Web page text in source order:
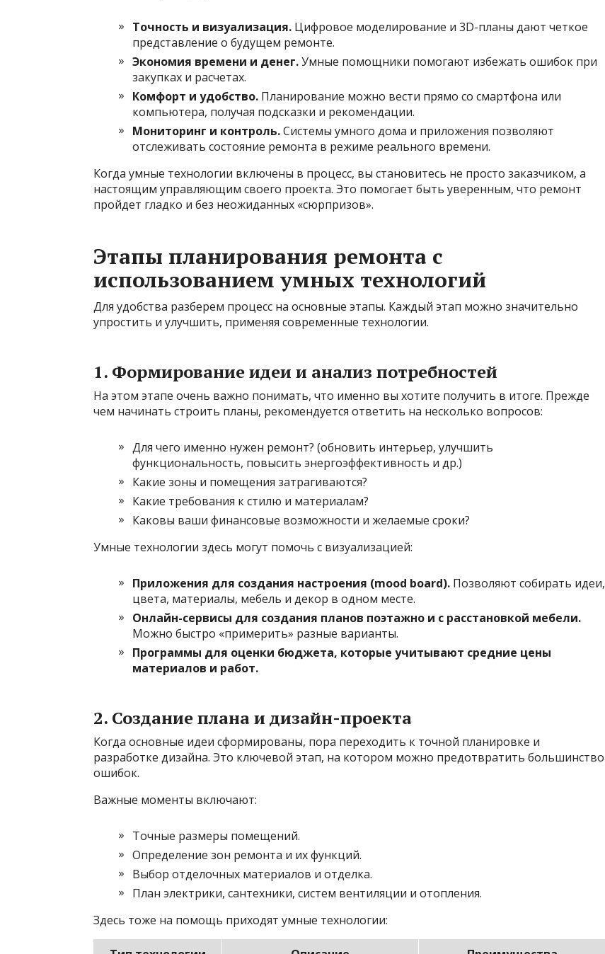
Точность и визуализация. Цифровое моделирование и 3D-планы дают четкое
представление о будущем ремонте.
Экономия времени и денег.Умные помощники помогают избежать ошибок при
закупках и расчетах.
Комфорт и удобство. Планирование можно вести прямо со смартфона или
компьютера, получая подсказки и рекомендации.
Мониторинг и контроль.Системы умного дома и приложения позволяют
отслеживать состояние ремонта в режиме реального времени.
Когда умные технологии включены в процесс, вы становитесь не просто заказчиком, а
настоящим управляющим своего проекта. Это помогает быть уверенным, что ремонт
пройдет гладко и без неожиданных «сюрпризов».
Этапы планирования ремонта с
использованием умных технологий
Для удобства разберем процесс на основные этапы. Каждый этап можно значительно
упростить и улучшить, применяя современные технологии.
1. Формирование идеи и анализ потребностей
На этом этапе очень важно понимать, что именно вы хотите получить в итоге. Прежде
чем начинать строить планы, рекомендуется ответить на несколько вопросов:
Для чего именно нужен ремонт? (обновить интерьер, улучшить
функциональность, повысить энергоэффективность и др.)
Какие зоны и помещения затрагиваются?
Какие требования к стилю и материалам?
Каковы ваши финансовые возможности и желаемые сроки?
Умные технологии здесь могут помочь с визуализацией:
Приложения для создания настроения (mood board). Позволяют собирать идеи,
цвета, материалы, мебель и декор в одном месте.
Онлайн-сервисы для создания планов поэтажно и с расстановкой мебели.
Можно быстро «примерить» разные варианты.
Программы для оценки бюджета, которые учитывают средние цены
материалов и работ.
2. Создание плана и дизайн-проекта
Когда основные идеи сформированы, пора переходить к точной планировке и
разработке дизайна. Это ключевой этап, на котором можно предотвратить большинство
ошибок.
Важные моменты включают:
Точные размеры помещений.
Определение зон ремонта и их функций.
Выбор отделочных материалов и отделка.
План электрики, сантехники, систем вентиляции и отопления.
Здесь тоже на помощь приходят умные технологии: